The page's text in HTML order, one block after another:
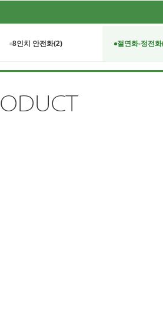
8인치 안전화(2) 절연화-정전